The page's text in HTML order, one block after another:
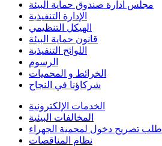
مجلس ادارة صندوق حماية البيئة
الإدارة التنفيذية
الهيكل التنظيمي
قانون حماية البيئة
اللوائح التنفيذية
الرسوم
الخرائط و المحميات
شركاؤنا في النجاح
الخدمات الإلكترونية
المخالفات البيئية
طلب تصريح دخول لمحمية الجهراء
نظام المناقصات